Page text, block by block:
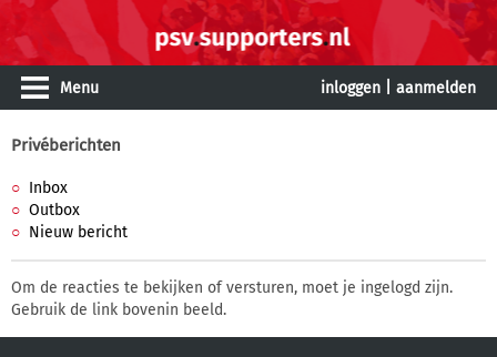
Menu inloggen aanmelden
Privéberichten
Inbox
Outbox
Nieuw bericht
Om de reacties te bekijken of versturen, moet je ingelogd zijn.
Gebruik de link bovenin beeld.